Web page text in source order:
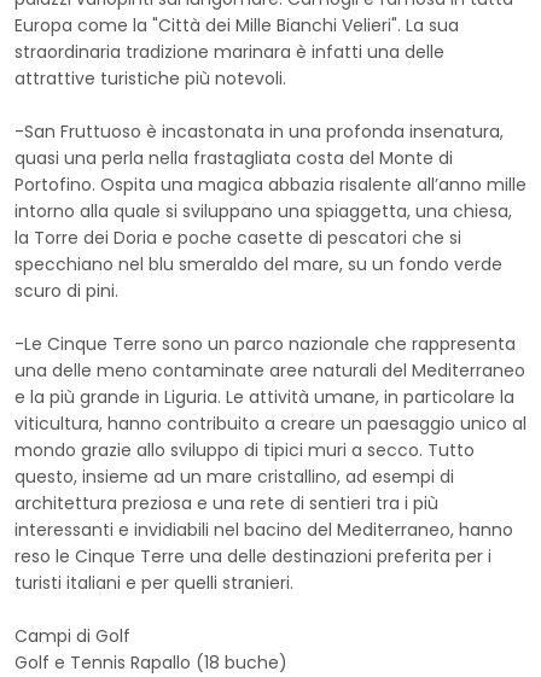
Europa come la "Città dei Mille Bianchi Velieri". La sua
straordinaria tradizione marinara è infatti una delle
attrattive turistiche più notevoli.
-San Fruttuoso è incastonata in una profonda insenatura,
quasi una perla nella frastagliata costa del Monte di
Portofino. Ospita una magica abbazia risalente all’anno mille
intorno alla quale si sviluppano una spiaggetta, una chiesa,
la Torre dei Doria e poche casette di pescatori che si
specchiano nel blu smeraldo del mare, su un fondo verde
scuro di pini.
-Le Cinque Terre sono un parco nazionale che rappresenta
una delle meno contaminate aree naturali del Mediterraneo
e la più grande in Liguria. Le attività umane, in particolare la
viticultura, hanno contribuito a creare un paesaggio unico al
mondo grazie allo sviluppo di tipici muri a secco. Tutto
questo, insieme ad un mare cristallino, ad esempi di
architettura preziosa e una rete di sentieri tra i più
interessanti e invidiabili nel bacino del Mediterraneo, hanno
reso le Cinque Terre una delle destinazioni preferita per i
turisti italiani e per quelli stranieri.
Campi di Golf
Golf e Tennis Rapallo (18 buche)